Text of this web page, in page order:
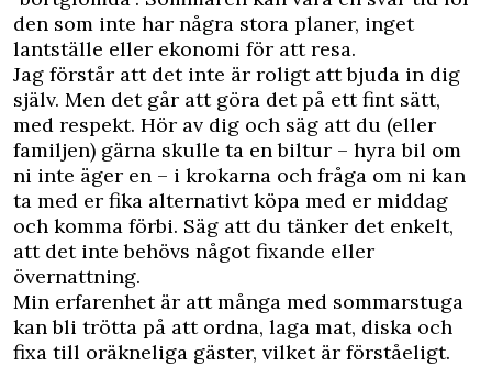
den som inte har några stora planer, inget
lantställe eller ekonomi för att resa.
Jag förstår att det inte är roligt att bjuda in dig
själv. Men det går att göra det på ett fint sätt,
med respekt. Hör av dig och säg att du (eller
familjen) gärna skulle ta en biltur – hyra bil om
ni inte äger en – i krokarna och fråga om ni kan
ta med er fika alternativt köpa med er middag
och komma förbi. Säg att du tänker det enkelt,
att det inte behövs något fixande eller
övernattning.
Min erfarenhet är att många med sommarstuga
kan bli trötta på att ordna, laga mat, diska och
fixa till oräkneliga gäster, vilket är förståeligt.